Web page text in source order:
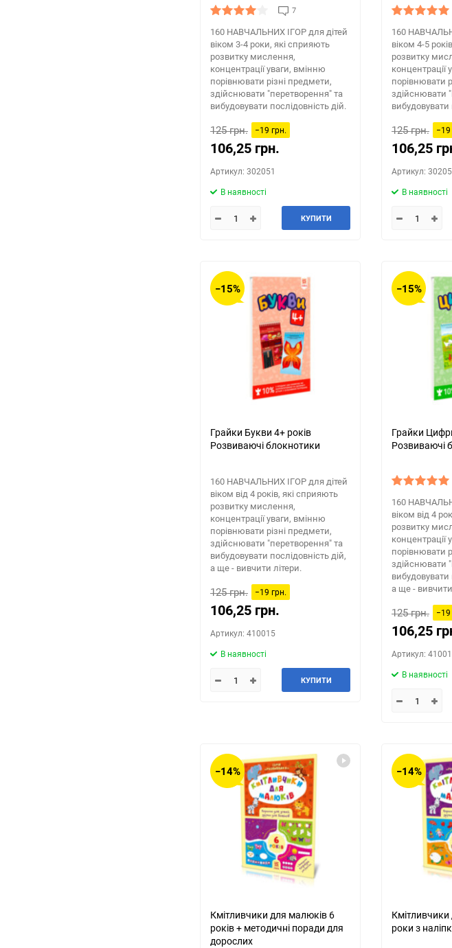
7
160 НАВЧАЛЬНИХ ІГOР для дітей
віком 3-4 роки, які сприяють
розвитку мислення,
концентрації уваги, вмінню
порівнювати різні предмети,
здійснювати "перетворення" та
вибудовувати послідовність дій.
125 грн. −19 грн.
106,25 грн.
Артикул: 302051
В наявності
КУПИТИ
160
віком 4-5
розвитку
концентрації
порівнювати
здійснювати
вибудовувати
125 грн. −19
106,25
Артикул:
В наявності
−15%
Грайки Букви 4+ років
Розвиваючі блокнотики
160 НАВЧАЛЬНИХ ІГOР для дітей
віком від 4 років, які сприяють
розвитку мислення,
концентрації уваги, вмінню
порівнювати різні предмети,
здійснювати "перетворення" та
вибудовувати послідовність дій,
а ще - вивчити літери.
125 грн. −19 грн.
106,25 грн.
Артикул: 410015
В наявності
КУПИТИ
−15%
Грайки
Розвиваючі
160
віком від 4
розвитку
концентрації
порівнювати
здійснювати
вибудовувати
а ще -
125 грн. −19
106,25
Артикул:
В наявності
−14%
Кмітливчики для малюків 6
років + методичні поради для
дорослих
−14%
роки з